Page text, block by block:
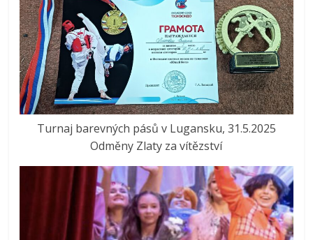
Turnaj barevných pásů v Lugansku, 31.5.2025
Odměny Zlaty za vítězství